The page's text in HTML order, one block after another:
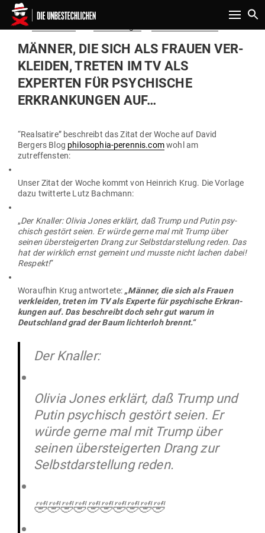
Toggle
Am
MÄNNER, DIE SICH ALS FRAUEN VER­
KLEIDEN, TRETEN IM TV ALS
EXPERTEN FÜR PSY­CHISCHE
ERKRAN­KUNGEN AUF…
“Real­satire” beschreibt das Zitat der Woche auf David
Bergers Blog philosophia-perennis.comwohl am
zutreffensten:
Unser Zitat der Woche kommt von Heinrich Krug. Die Vorlage
dazu twit­terte Lutz Bachmann:
„Der Knaller: Olivia Jones erklärt, daß Trump und Putin psy­
chisch gestört seien. Er würde gerne mal mit Trump über
seinen über­stei­gerten Drang zur Selbst­dar­stellung reden. Das
hat der wirklich ernst gemeint und musste nicht lachen dabei!
Respekt!“
Wor­aufhin Krug ant­wortete: „Männer, die sich als Frauen
ver­kleiden, treten im TV als Experte für psy­chische Erkran­
kungen auf. Das beschreibt doch sehr gut warum in
Deutschland grad der Baum lich­terloh brennt.“
Der Knaller:
Olivia Jones erklärt, daß Trump und
Putin psychisch gestört seien. Er
würde gerne mal mit Trump über
seinen übersteigerten Drang zur
Selbstdarstellung reden.
🤣🤣🤣🤣🤣🤣🤣🤣🤣🤣